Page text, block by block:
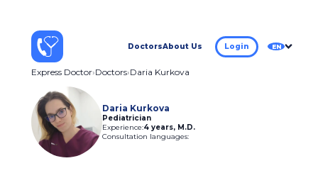
DoctorsAbout Us Login EN
Express Doctor Doctors Daria Kurkova
Daria Kurkova
Pediatrician
Experience:4 years, M.D.
Consultation languages: